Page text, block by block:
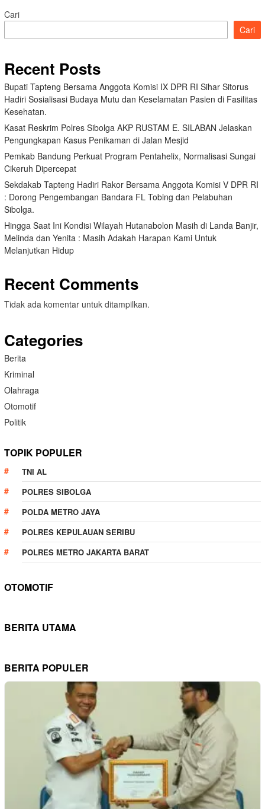
Cari
Cari
Recent Posts
Bupati Tapteng Bersama Anggota Komisi IX DPR RI Sihar Sitorus
Hadiri Sosialisasi Budaya Mutu dan Keselamatan Pasien di Fasilitas
Kesehatan.
Kasat Reskrim Polres Sibolga AKP RUSTAM E. SILABAN Jelaskan
Pengungkapan Kasus Penikaman di Jalan Mesjid
Pemkab Bandung Perkuat Program Pentahelix, Normalisasi Sungai
Cikeruh Dipercepat
Sekdakab Tapteng Hadiri Rakor Bersama Anggota Komisi V DPR RI
: Dorong Pengembangan Bandara FL Tobing dan Pelabuhan
Sibolga.
Hingga Saat Ini Kondisi Wilayah Hutanabolon Masih di Landa Banjir,
Melinda dan Yenita : Masih Adakah Harapan Kami Untuk
Melanjutkan Hidup
Recent Comments
Tidak ada komentar untuk ditampilkan.
Categories
Berita
Kriminal
Olahraga
Otomotif
Politik
TOPIK POPULER
TNI AL
POLRES SIBOLGA
POLDA METRO JAYA
POLRES KEPULAUAN SERIBU
POLRES METRO JAKARTA BARAT
OTOMOTIF
BERITA UTAMA
BERITA POPULER